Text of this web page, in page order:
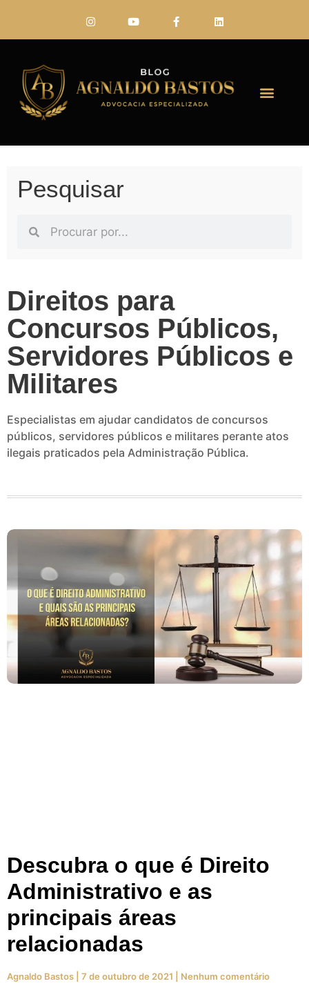
Pesquisar
Direitos para
Concursos Públicos,
Servidores Públicos e
Militares
Especialistas em ajudar candidatos de concursos
públicos, servidores públicos e militares perante atos
ilegais praticados pela Administração Pública.
Descubra o que é Direito
Administrativo e as
principais áreas
relacionadas
Agnaldo Bastos 7 de outubro de 2021 Nenhum comentário